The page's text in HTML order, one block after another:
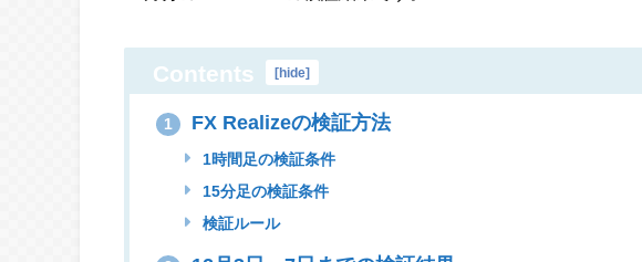
Contents [hide]
1 FX Realizeの検証方法
1時間足の検証条件
15分足の検証条件
検証ルール